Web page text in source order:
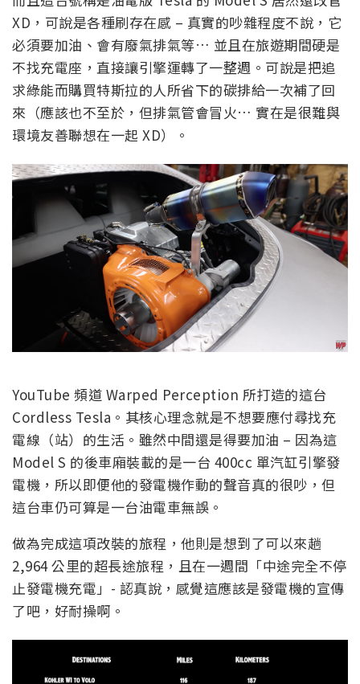
XD，可說是各種刷存在感 – 真實的吵雜程度不說，它
必須要加油、會有廢氣排氣等… 並且在旅遊期間硬是
不找充電座，直接讓引擎運轉了一整週。可說是把追
求綠能而購買特斯拉的人所省下的碳排給一次補了回
來（應該也不至於，但排氣管會冒火… 實在是很難與
環境友善聯想在一起 XD）。
YouTube 頻道 Warped Perception 所打造的這台
Cordless Tesla。其核心理念就是不想要應付尋找充
電線（站）的生活。雖然中間還是得要加油 – 因為這
Model S 的後車廂裝載的是一台 400cc 單汽缸引擎發
電機，所以即便他的發電機作動的聲音真的很吵，但
這台車仍可算是一台油電車無誤。
做為完成這項改裝的旅程，他則是想到了可以來趟
2,964 公里的超長途旅程，且在一週間「中途完全不停
止發電機充電」- 認真說，感覺這應該是發電機的宣傳
了吧，好耐操啊。